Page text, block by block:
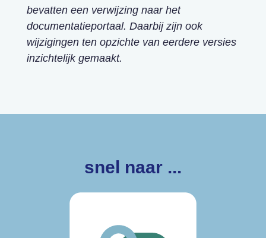
bevatten een verwijzing naar het
documentatieportaal. Daarbij zijn ook
wijzigingen ten opzichte van eerdere versies
inzichtelijk gemaakt.
snel naar ...